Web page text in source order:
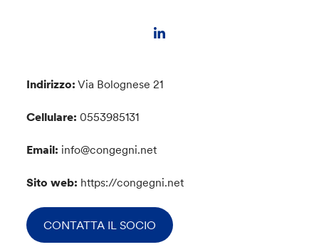
Indirizzo: Via Bolognese 21
Cellulare: 0553985131
Email: info@congegni.net
Sito web: https://congegni.net
CONTATTA IL SOCIO